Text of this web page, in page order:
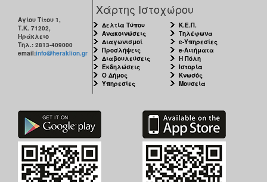
ΠΟΛΙΤΙΣΜΟΣ
ΑΝΘΕΚΤΙΚΗ
ΠΟΛΗ
Αγίου Τίτου 1,
Τ.Κ. 71202,
Ηράκλειο
Τηλ.: 2813-409000
email:info@heraklion.gr
Χάρτης Ιστοχώρου
Δελτία Τύπου
Ανακοινώσεις
Διαγωνισμοί
Προσλήψεις
Διαβουλεύσεις
Εκδηλώσεις
Ο Δήμος
Υπηρεσίες
Κ.Ε.Π.
Τηλέφωνα
e-Υπηρεσίες
e-Αιτήματα
Η Πόλη
Ιστορία
Κνωσός
Μουσεία